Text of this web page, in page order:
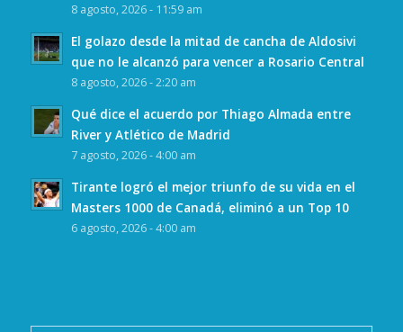
8 agosto, 2026 - 11:59 am
El golazo desde la mitad de cancha de Aldosivi
que no le alcanzó para vencer a Rosario Central
8 agosto, 2026 - 2:20 am
Qué dice el acuerdo por Thiago Almada entre
River y Atlético de Madrid
7 agosto, 2026 - 4:00 am
Tirante logró el mejor triunfo de su vida en el
Masters 1000 de Canadá, eliminó a un Top 10
6 agosto, 2026 - 4:00 am